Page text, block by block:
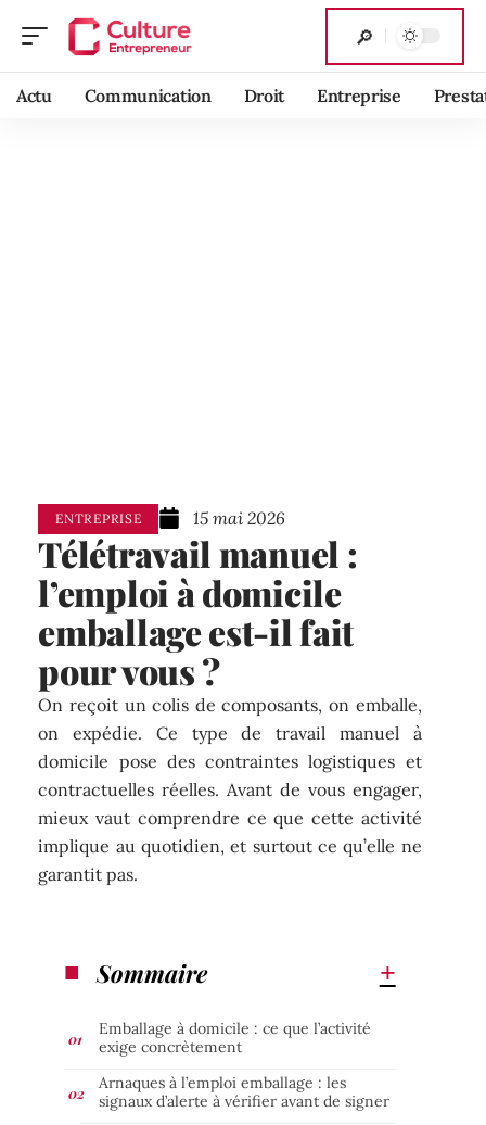
Actu Communication Droit Entreprise
ENTREPRISE 15 mai 2026
Télétravail manuel :
l’emploi à domicile
emballage est-il fait
pour vous ?
On reçoit un colis de composants, on emballe,
on expédie. Ce type de travail manuel à
domicile pose des contraintes logistiques et
contractuelles réelles. Avant de vous engager,
mieux vaut comprendre ce que cette activité
implique au quotidien, et surtout ce qu’elle ne
garantit pas.
Sommaire
Emballage à domicile : ce que l’activité
exige concrètement
Arnaques à l’emploi emballage : les
signaux d’alerte à vérifier avant de signer